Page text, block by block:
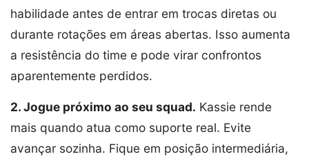
habilidade antes de entrar em trocas diretas ou
durante rotações em áreas abertas. Isso aumenta
a resistência do time e pode virar confrontos
aparentemente perdidos.
2. Jogue próximo ao seu squad. Kassie rende
mais quando atua como suporte real. Evite
avançar sozinha. Fique em posição intermediária,